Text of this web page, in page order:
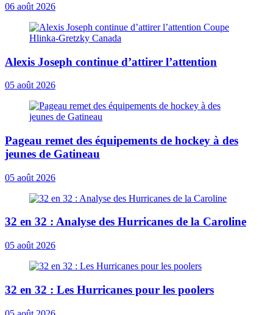
06 août 2026
Alexis Joseph continue d’attirer l’attention
05 août 2026
Pageau remet des équipements de hockey à des
jeunes de Gatineau
05 août 2026
32 en 32 : Analyse des Hurricanes de la Caroline
05 août 2026
32 en 32 : Les Hurricanes pour les poolers